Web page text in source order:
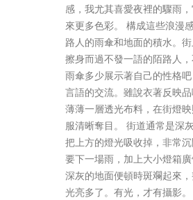
感，我尤其喜愛夜裡的驟雨
來更多色彩。 構成這些浪漫
路人的雨傘和地面的積水。
擦身而過不發一語的陌路人
雨傘多少展示著自己的性格
言語的交流。雖說衣著反映
薄薄一層透光布料，在街燈
服清晰奪目。 街道通常是深
把上方的燈光吸收掉，非常
要下一場雨，加上大小燈箱廣
深灰的地面便頓時斑斕起來
光亮多了。有光，才有攝影。